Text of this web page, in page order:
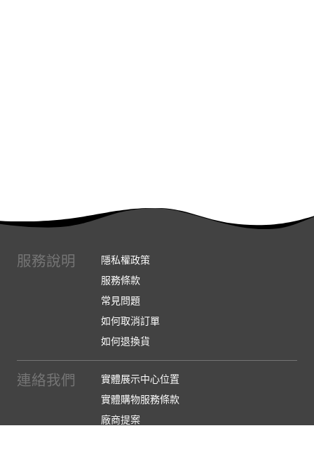
服務說明
隱私權政策
服務條款
常見問題
如何取消訂單
如何退換貨
連絡我們
實體展示中心位置
實體購物服務條款
廠商提案